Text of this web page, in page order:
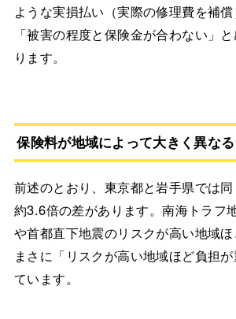
ような実損払い（実際の修理費を補償
「被害の程度と保険金が合わない」
ります。
保険料が地域によって大きく異なる
前述のとおり、東京都と岩手県では
約3.6倍の差があります。南海トラフ
や首都直下地震のリスクが高い地域ほ
まさに「リスクが高い地域ほど負担
ています。